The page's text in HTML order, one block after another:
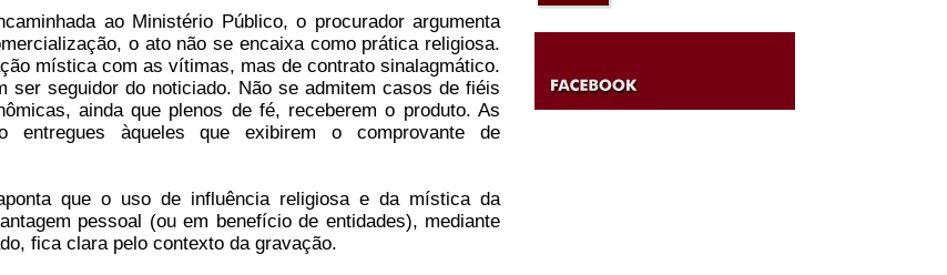
ao Ministério Público, o procurador argumenta
o ato não se encaixa como prática religiosa.
mística com as vítimas, mas de contrato sinalagmático.
ser seguidor do noticiado. Não se admitem casos de fiéis
ainda que plenos de fé, receberem o produto. As
entregues àqueles que exibirem o comprovante de
que o uso de influência religiosa e da mística da
pessoal (ou em benefício de entidades), mediante
fica clara pelo contexto da gravação.